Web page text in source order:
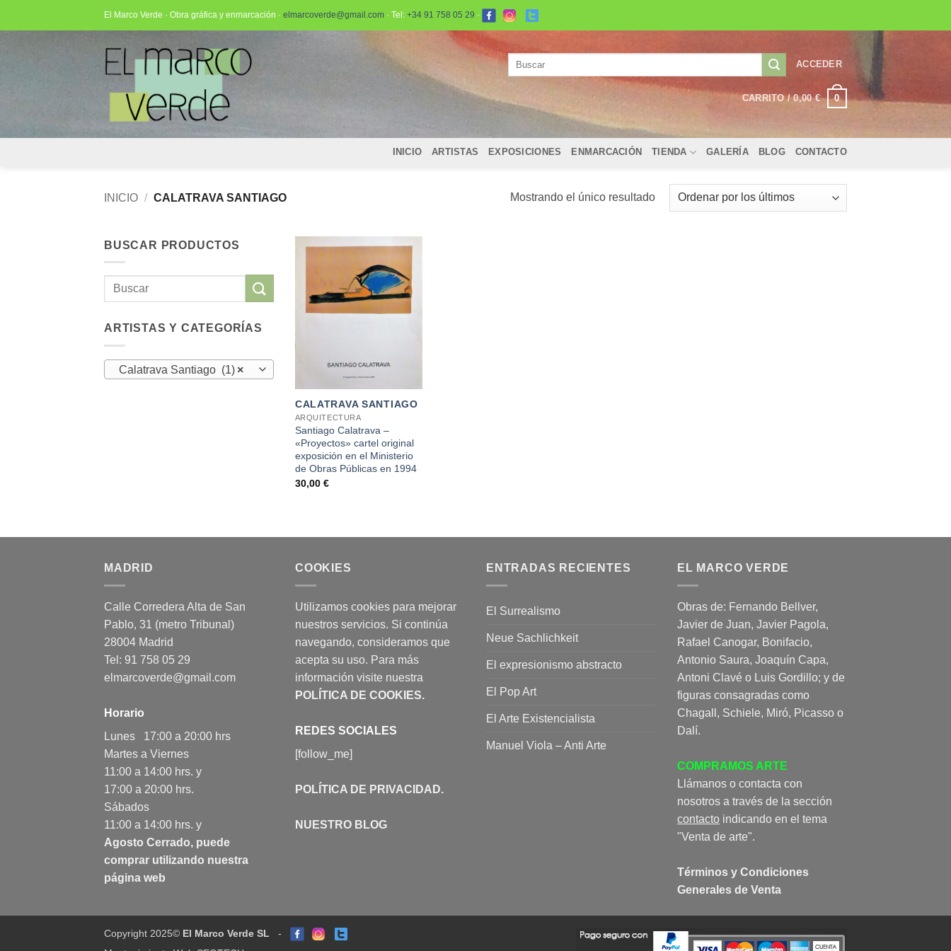
El Marco Verde · Obra gráfica y enmarcación · elmarcoverde@gmail.com · Tel: +34 91 758 05 29 ·
ACCEDER
CARRITO /0,00€ 0
INICIO ARTISTAS EXPOSICIONES ENMARCACIÓN TIENDA GALERÍA BLOG CONTACTO
INICIO / CALATRAVA SANTIAGO Mostrando el único resultado
BUSCAR PRODUCTOS
Buscar
ARTISTAS Y CATEGORÍAS
×
Calatrava Santiago (1)
CALATRAVA SANTIAGO
ARQUITECTURA
Santiago Calatrava –
«Proyectos» cartel original
exposición en el Ministerio
de Obras Públicas en 1994
30,00 €
MADRID
Calle Corredera Alta de San
Pablo, 31 (metro Tribunal)
28004 Madrid
Tel: 91 758 05 29
elmarcoverde@gmail.com
Horario
Lunes 17:00 a 20:00 hrs
Martes a Viernes
11:00 a 14:00 hrs. y
17:00 a 20:00 hrs.
Sábados
11:00 a 14:00 hrs. y
Agosto Cerrado, puede
comprar utilizando nuestra
página web
COOKIES
Utilizamos cookies para mejorar
nuestros servicios. Si continúa
navegando, consideramos que
acepta su uso. Para más
información visite nuestra
POLÍTICA DE COOKIES.
REDES SOCIALES
[follow_me]
POLÍTICA DE PRIVACIDAD.
NUESTRO BLOG
ENTRADAS RECIENTES
El Surrealismo
Neue Sachlichkeit
El expresionismo abstracto
El Pop Art
El Arte Existencialista
Manuel Viola – Anti Arte
EL MARCO VERDE
Obras de: Fernando Bellver,
Javier de Juan, Javier Pagola,
Rafael Canogar, Bonifacio,
Antonio Saura, Joaquín Capa,
Antoni Clavé o Luis Gordillo; y de
figuras consagradas como
Chagall, Schiele, Miró, Picasso o
Dalí.
COMPRAMOS ARTE
Llámanos o contacta con
nosotros a través de la sección
contacto indicando en el tema
"Venta de arte".
Términos y Condiciones
Generales de Venta
Copyright 2025© El Marco Verde SL -